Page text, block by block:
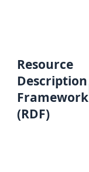
Resource
Description
Framework
(RDF)